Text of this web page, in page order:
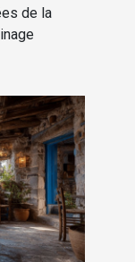
de la